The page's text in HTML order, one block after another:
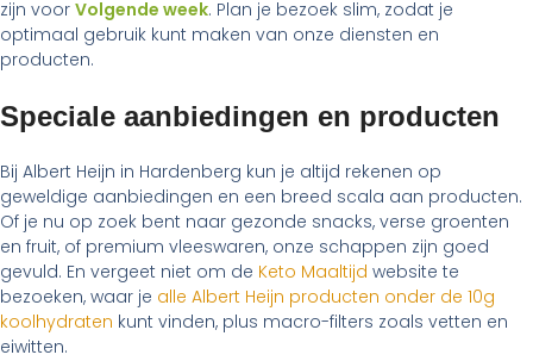
zijn voor Volgende week. Plan je bezoek slim, zodat je
optimaal gebruik kunt maken van onze diensten en
producten.
Speciale aanbiedingen en producten
Bij Albert Heijn in Hardenberg kun je altijd rekenen op
geweldige aanbiedingen en een breed scala aan producten.
Of je nu op zoek bent naar gezonde snacks, verse groenten
en fruit, of premium vleeswaren, onze schappen zijn goed
gevuld. En vergeet niet om de Keto Maaltijd website te
bezoeken, waar je alle Albert Heijn producten onder de 10g
koolhydraten kunt vinden, plus macro-filters zoals vetten en
eiwitten.